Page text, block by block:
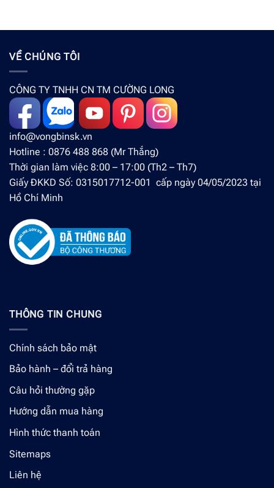
VỀ CHÚNG TÔI
CÔNG TY TNHH CN TM CƯỜNG LONG
info@vongbinsk.vn
Hotline : 0876 488 868 (Mr Thắng)
Thời gian làm việc 8:00 – 17:00 (Th2 – Th7)
Giấy ĐKKD Số: 0315017712-001 cấp ngày 04/05/2023 tại
Hồ Chí Minh
THÔNG TIN CHUNG
Chính sách bảo mật
Bảo hành – đổi trả hàng
Câu hỏi thường gặp
Hướng dẫn mua hàng
Hình thức thanh toán
Sitemaps
Liên hệ